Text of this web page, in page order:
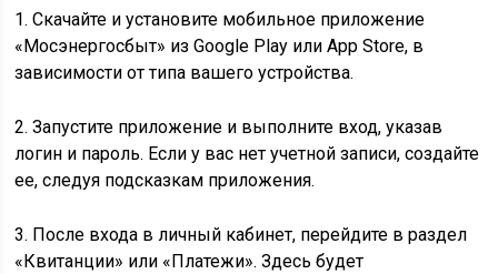
1. Скачайте и установите мобильное приложение
«Мосэнергосбыт» из Google Play или App Store, в
зависимости от типа вашего устройства.
2. Запустите приложение и выполните вход, указав
логин и пароль. Если у вас нет учетной записи, создайте
ее, следуя подсказкам приложения.
3. После входа в личный кабинет, перейдите в раздел
«Квитанции» или «Платежи». Здесь будет